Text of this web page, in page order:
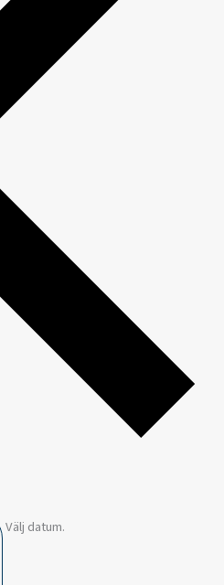
Välj datum.